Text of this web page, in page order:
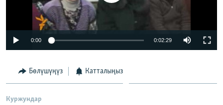
0:00 0:02:29
Бөлүшүңүз Катталыңыз
Куржундар